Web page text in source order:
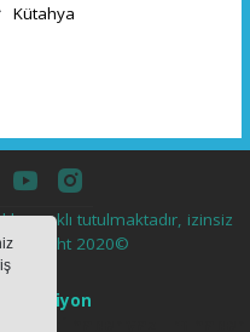
Kütahya
saklı tutulmaktadır, izinsiz
2020©
Aksiyon